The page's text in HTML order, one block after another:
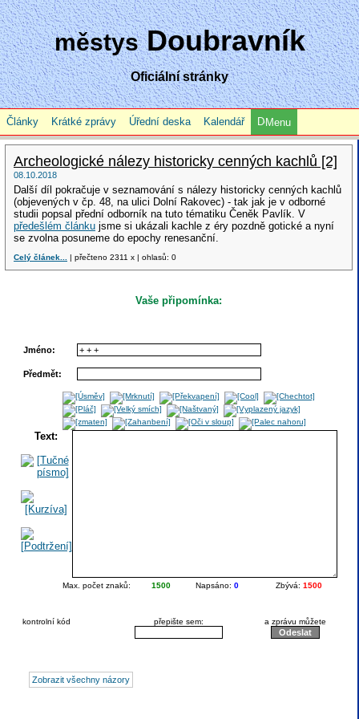
městysDoubravník
Oficiální stránky
Články Krátké zprávy Úřední deska Kalendář Menu
Archeologické nálezy historicky cenných kachlů [2]
08.10.2018
Další díl pokračuje v seznamování s nálezy historicky cenných kachlů
(objevených v čp. 48, na ulici Dolní Rakovec) - tak jak je v odborné
studii popsal přední odborník na tuto tématiku Čeněk Pavlík. V
předešlém článku jsme si ukázali kachle z éry pozdně gotické a nyní
se zvolna posuneme do epochy renesanční.
Celý článek... | přečteno 2311 x | ohlasů: 0
Vaše připomínka:
Jméno:
Předmět:
Text:
Max. počet znaků: 1500 Napsáno: 0 Zbývá: 1500
kontrolní kód přepište sem: a zprávu můžete